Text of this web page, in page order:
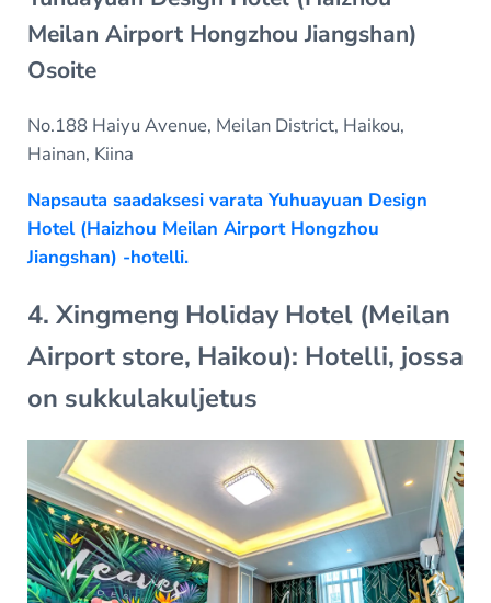
Meilan Airport Hongzhou Jiangshan)
Osoite
No.188 Haiyu Avenue, Meilan District, Haikou,
Hainan, Kiina
Napsauta saadaksesi varata Yuhuayuan Design
Hotel (Haizhou Meilan Airport Hongzhou
Jiangshan) -hotelli.
4. Xingmeng Holiday Hotel (Meilan
Airport store, Haikou): Hotelli, jossa
on sukkulakuljetus